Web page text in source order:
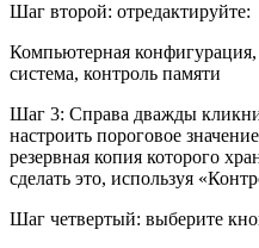
Шаг второй: отредактируйте:
Компьютерная
система, контроль памяти
Шаг 3: Справа дважды
настроить пороговое
резервная копия которого
сделать это, используя
Шаг четвертый: выберите